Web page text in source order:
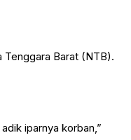
Tenggara Barat (NTB).
iparnya korban,”